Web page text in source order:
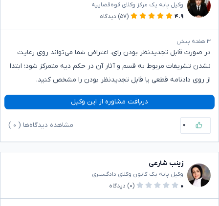
وکیل پایه یک مرکز وکلای قوه‌قضاییه
۴.۹
(۵۷) دیدگاه
۳ هفته پیش
در صورت قابل تجدیدنظر بودن رای، اعتراض شما می‌تواند روی رعایت
نشدن تشریفات مربوط به قسم و آثار آن در حکم دیه متمرکز شود؛ ابتدا
از روی دادنامه قطعی یا قابل تجدیدنظر بودن را مشخص کنید.
دریافت مشاوره از این وکیل
۰ مشاهده دیدگاه‌ها ( ۰
زینب شارعی
وکیل پایه یک کانون وکلای دادگستری
۰
(۰) دیدگاه